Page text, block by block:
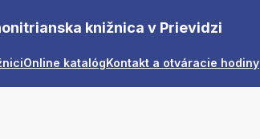
knižnica v Prievidzi
Online katalógKontakt a otváracie hodiny